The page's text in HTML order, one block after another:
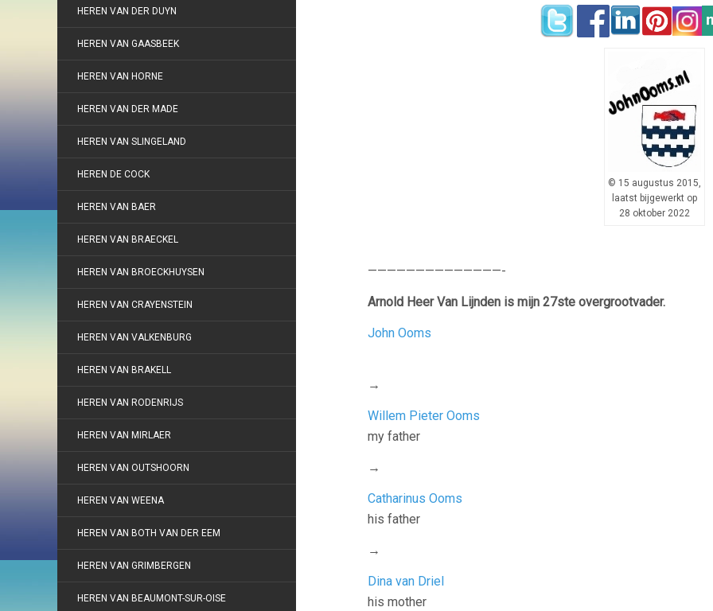
HEREN VAN DER DUYN
HEREN VAN GAASBEEK
HEREN VAN HORNE
HEREN VAN DER MADE
HEREN VAN SLINGELAND
HEREN DE COCK
HEREN VAN BAER
HEREN VAN BRAECKEL
HEREN VAN BROECKHUYSEN
HEREN VAN CRAYENSTEIN
HEREN VAN VALKENBURG
HEREN VAN BRAKELL
HEREN VAN RODENRIJS
HEREN VAN MIRLAER
HEREN VAN OUTSHOORN
HEREN VAN WEENA
HEREN VAN BOTH VAN DER EEM
HEREN VAN GRIMBERGEN
HEREN VAN BEAUMONT-SUR-OISE
© 15 augustus 2015,
laatst bijgewerkt op
28 oktober 2022
——————————————-
Arnold Heer Van Lijnden is mijn 27ste overgrootvader.
John Ooms
→
Willem Pieter Ooms
my father
→
Catharinus Ooms
his father
→
Dina van Driel
his mother